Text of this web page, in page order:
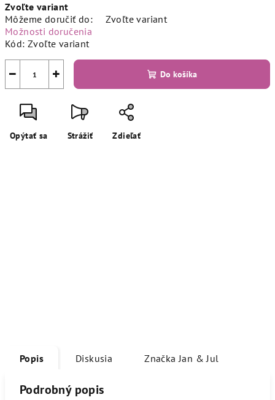
cena:
Zvoľte variant
Môžeme doručiť do:
Zvoľte variant
Možnosti doručenia
Kód: Zvoľte variant
+
− Do košíka
Opýtať sa Strážiť Zdieľať
Popis Diskusia Značka Jan & Jul
Podrobný popis